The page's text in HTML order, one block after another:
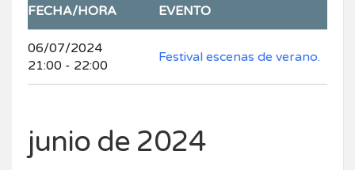
FECHA/HORA EVENTO
06/07/2024
21:00 - 22:00
Festival escenas de verano.
junio de 2024